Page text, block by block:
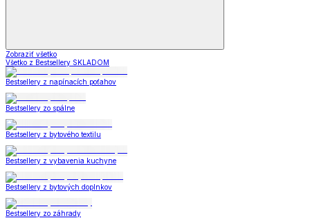
Zobraziť všetko
Všetko z Bestsellery SKLADOM
Bestsellery z napínacích poťahov
Bestsellery zo spálne
Bestsellery z bytového textilu
Bestsellery z vybavenia kuchyne
Bestsellery z bytových doplnkov
Bestsellery zo záhrady